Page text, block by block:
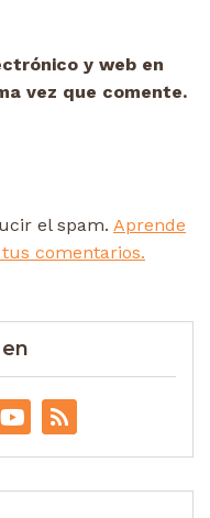
y web en
vez que comente.
el spam. Aprende
comentarios.